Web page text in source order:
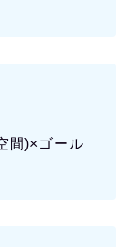
間)×ゴール